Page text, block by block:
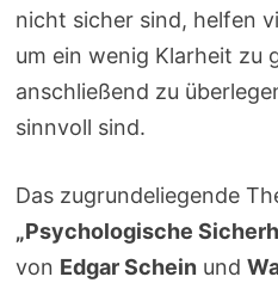
nicht sicher sind, helfen
um ein wenig Klarheit zu
anschließend zu
sinnvoll sind.
Das zugrundeliegende
„Psychologische
von Edgar Schein und